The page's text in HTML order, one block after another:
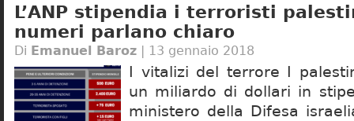
L’ANP stipendia i terroristi
numeri parlano chiaro
Di Emanuel Baroz | 13 gennaio 2018
I vitalizi del terrore I
un miliardo di dollari in
ministero della Difesa